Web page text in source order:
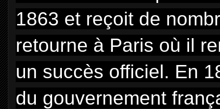
1863 et reçoit de
retourne à Paris où il
un succès officiel. En
du gouvernement